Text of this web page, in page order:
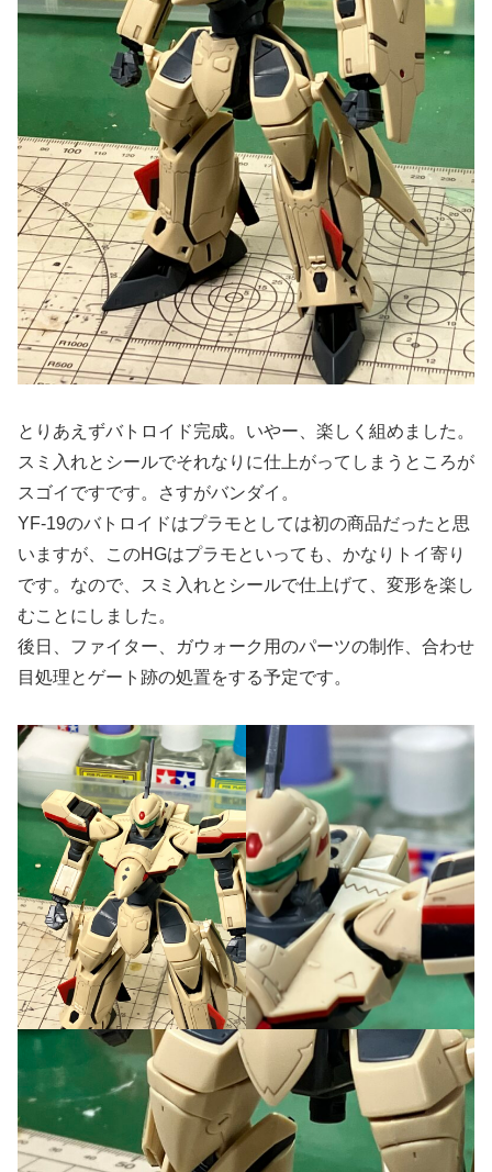
とりあえずバトロイド完成。いやー、楽しく組めました。
スミ入れとシールでそれなりに仕上がってしまうところが
スゴイですです。さすがバンダイ。
YF-19のバトロイドはプラモとしては初の商品だったと思
いますが、このHGはプラモといっても、かなりトイ寄り
です。なので、スミ入れとシールで仕上げて、変形を楽し
むことにしました。
後日、ファイター、ガウォーク用のパーツの制作、合わせ
目処理とゲート跡の処置をする予定です。